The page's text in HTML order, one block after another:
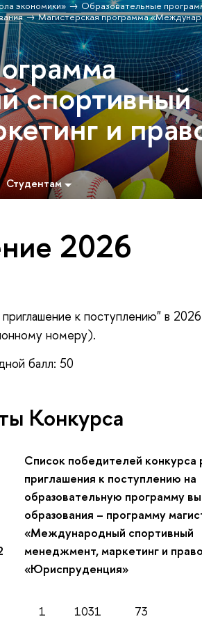
экономики»
Образовательные
Магистерская программа
спортивный
и
Студентам
2026
к поступлению" в
номеру).
балл: 50
Конкурса
Список победителей конкурса
приглашения к поступлению на
образовательную программу
образования – программу
«Международный спортивный
менеджмент, маркетинг и
«Юриспруденция»
1 1031 73